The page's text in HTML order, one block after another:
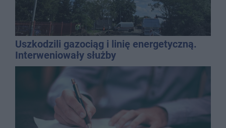
Uszkodzili gazociąg i linię energetyczną.
Interweniowały służby